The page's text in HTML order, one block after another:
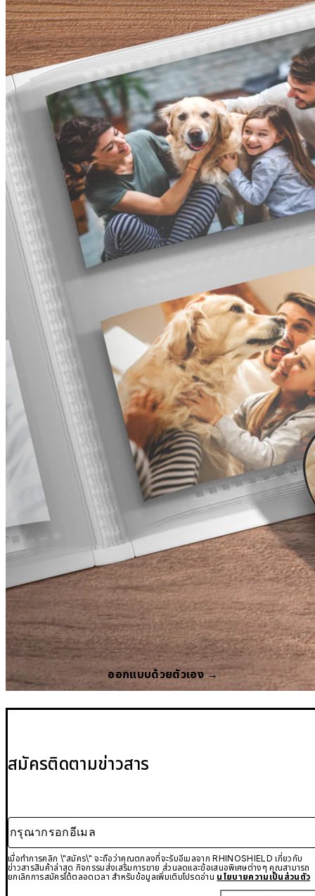
ออกแบบด้วยตัวเอง →
สมัครติดตามข่าวสาร
กรุณากรอกอีเมล
เมื่อทำการคลิก \"สมัคร\" จะถือว่าคุณตกลงที่จะรับอีเมลจาก RHINOSHIELD เกี่ยวกับ
ข่าวสารสินค้าล่าสุด กิจกรรมส่งเสริมการขาย ส่วนลดและข้อเสนอพิเศษต่างๆ คุณสามารถ
ยกเลิกการสมัครได้ตลอดเวลา สำหรับข้อมูลเพิ่มเติมโปรดอ่าน นโยบายความเป็นส่วนตัว